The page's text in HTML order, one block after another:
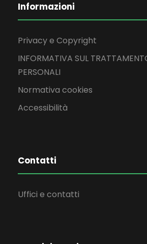
Informazioni
Privacy e Copyright
INFORMATIVA SUL
PERSONALI
Normativa cookies
Accessibilità
Contatti
Uffici e contatti